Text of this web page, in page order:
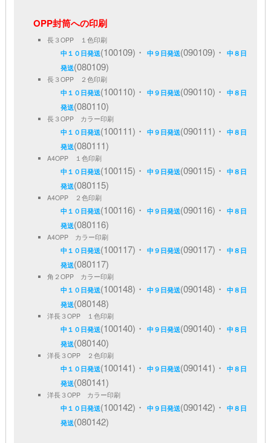
OPP封筒への印刷
長３OPP １色印刷
中１０日発送(100109)・中９日発送(090109)・中８日
発送(080109)
長３OPP ２色印刷
中１０日発送(100110)・中９日発送(090110)・中８日
発送(080110)
長３OPP カラー印刷
中１０日発送(100111)・中９日発送(090111)・中８日
発送(080111)
A4OPP １色印刷
中１０日発送(100115)・中９日発送(090115)・中８日
発送(080115)
A4OPP ２色印刷
中１０日発送(100116)・中９日発送(090116)・中８日
発送(080116)
A4OPP カラー印刷
中１０日発送(100117)・中９日発送(090117)・中８日
発送(080117)
角２OPP カラー印刷
中１０日発送(100148)・中９日発送(090148)・中８日
発送(080148)
洋長３OPP １色印刷
中１０日発送(100140)・中９日発送(090140)・中８日
発送(080140)
洋長３OPP ２色印刷
中１０日発送(100141)・中９日発送(090141)・中８日
発送(080141)
洋長３OPP カラー印刷
中１０日発送(100142)・中９日発送(090142)・中８日
発送(080142)